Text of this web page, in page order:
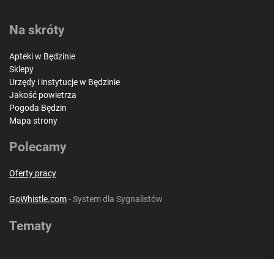
Na skróty
Apteki w Będzinie
Sklepy
Urzędy i instytucje w Będzinie
Jakość powietrza
Pogoda Będzin
Mapa strony
Polecamy
Oferty pracy
GoWhistle.com- System dla Sygnalistów
Tematy